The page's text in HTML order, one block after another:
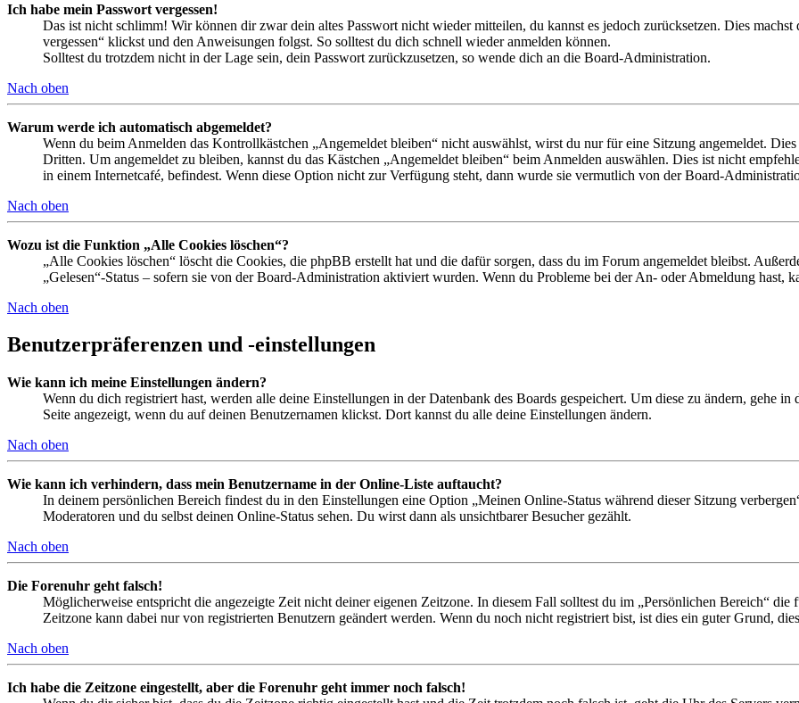
Ich habe mein Passwort vergessen!
Das ist nicht schlimm! Wir können dir zwar dein altes Passwort nicht wieder mitteilen, du kannst es jedoch zurücksetzen. Dies
vergessen“ klickst und den Anweisungen folgst. So solltest du dich schnell wieder anmelden können.
Solltest du trotzdem nicht in der Lage sein, dein Passwort zurückzusetzen, so wende dich an die Board-Administration.
Nach oben
Warum werde ich automatisch abgemeldet?
Wenn du beim Anmelden das Kontrollkästchen „Angemeldet bleiben“ nicht auswählst, wirst du nur für eine Sitzung angemeldet.
Dritten. Um angemeldet zu bleiben, kannst du das Kästchen „Angemeldet bleiben“ beim Anmelden auswählen. Dies ist nicht
in einem Internetcafé, befindest. Wenn diese Option nicht zur Verfügung steht, dann wurde sie vermutlich von der Board-
Nach oben
Wozu ist die Funktion „Alle Cookies löschen“?
„Alle Cookies löschen“ löscht die Cookies, die phpBB erstellt hat und die dafür sorgen, dass du im Forum angemeldet bleibst.
„Gelesen“-Status – sofern sie von der Board-Administration aktiviert wurden. Wenn du Probleme bei der An- oder Abmeldung hast,
Nach oben
Benutzerpräferenzen und -einstellungen
Wie kann ich meine Einstellungen ändern?
Wenn du dich registriert hast, werden alle deine Einstellungen in der Datenbank des Boards gespeichert. Um diese zu ändern, gehe
Seite angezeigt, wenn du auf deinen Benutzernamen klickst. Dort kannst du alle deine Einstellungen ändern.
Nach oben
Wie kann ich verhindern, dass mein Benutzername in der Online-Liste auftaucht?
In deinem persönlichen Bereich findest du in den Einstellungen eine Option „Meinen Online-Status während dieser Sitzung
Moderatoren und du selbst deinen Online-Status sehen. Du wirst dann als unsichtbarer Besucher gezählt.
Nach oben
Die Forenuhr geht falsch!
Möglicherweise entspricht die angezeigte Zeit nicht deiner eigenen Zeitzone. In diesem Fall solltest du im „Persönlichen Bereich“
Zeitzone kann dabei nur von registrierten Benutzern geändert werden. Wenn du noch nicht registriert bist, ist dies ein guter Grund,
Nach oben
Ich habe die Zeitzone eingestellt, aber die Forenuhr geht immer noch falsch!